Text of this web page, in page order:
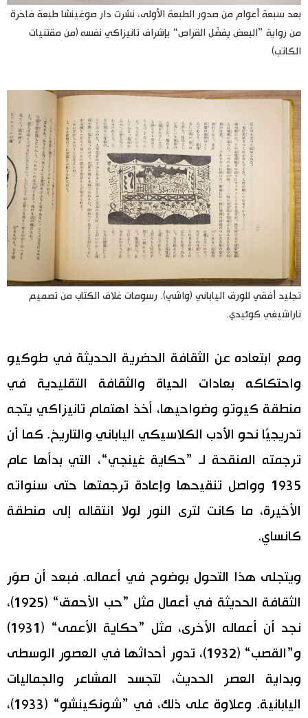
بعد سبعة أعوام من صدور الطبعة الأولى، نشرت دار صوغينشا طبعة فاخرة
من رواية ”البعض يفضّل القراص“ بإشراف تانيزاكي نفسه (من مقتنيات
الكاتب)
تجليد أفقي للورق الياباني (واشي). رسومات غلاف الكتاب من تصميم
ناراشيغي كوئيدي.
ومع ابتعاده عن الثقافة الحضرية الحديثة في طوكيو
واحتكاكه بعادات الحياة والثقافة التقليدية في
منطقة كيوتو وضواحيها، أخذ اهتمام تانيزاكي يتجه
تدريجيًا نحو الأدب الكلاسيكي الياباني والتاريخ. كما أن
ترجمته المنقحة لـ ”حكاية غينجي“، التي بدأها عام
1935 وواصل تنقيحها وإعادة ترجمتها حتى سنواته
الأخيرة، ما كانت لترى النور لولا انتقاله إلى منطقة
كانساي.
ويتجلى هذا التحول بوضوح في أعماله. فبعد أن صوّر
الثقافة الحديثة في أعمال مثل ”حب الأحمق“ (1925)،
نجد أن أعماله الأخرى، مثل ”حكاية الأعمى“ (1931)
و”القصب“ (1932)، تدور أحداثها في العصور الوسطى
وبداية العصر الحديث، لتجسد المشاعر والجماليات
اليابانية. وعلاوة على ذلك، في ”شونكينشو“ (1933)،